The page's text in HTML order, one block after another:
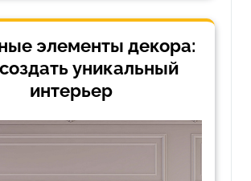
элементы декора:
уникальный
интерьер